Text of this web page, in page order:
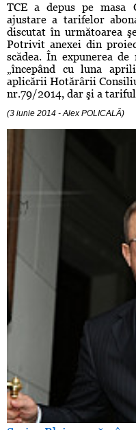
TCE a depus pe masa
ajustare a tarifelor
discutat în următoarea
Potrivit anexei din
scădea. În expunerea
„începând cu luna
aplicării Hotărârii
nr.79/2014, dar şi a
(3 iunie 2014 - Alex POLICALĂ)